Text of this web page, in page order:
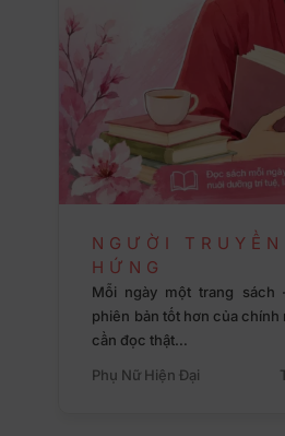
NGƯỜI TRUYỀN
HỨNG
Mỗi ngày một trang sách
phiên bản tốt hơn của chính
cần đọc thật…
Phụ Nữ Hiện Đại